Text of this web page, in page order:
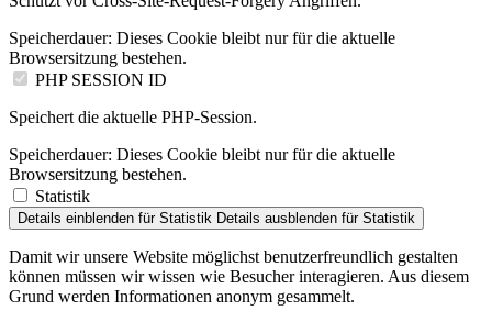
Browsersitzung bestehen.
PHP SESSION ID
Browsersitzung bestehen.
Statistik
Details einblenden
Damit wir unsere Website möglichst benutzerfreundlich gestalten
können müssen wir wissen wie Besucher interagieren. Aus diesem
Grund werden Informationen anonym gesammelt.